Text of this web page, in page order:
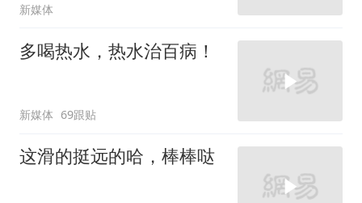
新媒体
多喝热水，热水治百病！
新媒体 69跟贴
这滑的挺远的哈，棒棒哒